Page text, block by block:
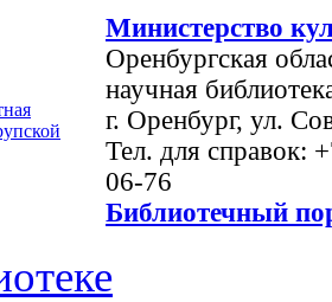
Министерство
Оренбургская
научная
г. Оренбург, ул.
Тел. для справок:
06-76
Библиотечный